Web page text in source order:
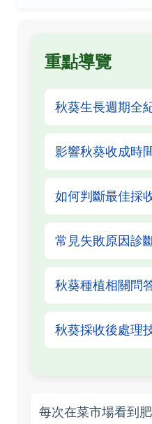
重點導覽
秋葵生長週期全
影響秋葵收成時
如何判斷最佳採
常見失敗原因診
秋葵種植相關問
秋葵採收後處理
每次在菜市場看到